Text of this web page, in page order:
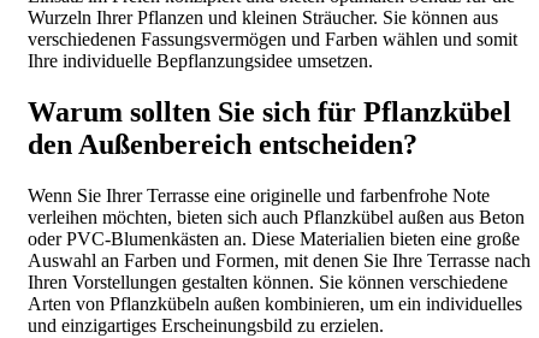
Wurzeln Ihrer Pflanzen und kleinen Sträucher. Sie können aus
verschiedenen Fassungsvermögen und Farben wählen und somit
Ihre individuelle Bepflanzungsidee umsetzen.
Warum sollten Sie sich für Pflanzkübel
den Außenbereich entscheiden?
Wenn Sie Ihrer Terrasse eine originelle und farbenfrohe Note
verleihen möchten, bieten sich auch Pflanzkübel außen aus Beton
oder PVC-Blumenkästen an. Diese Materialien bieten eine große
Auswahl an Farben und Formen, mit denen Sie Ihre Terrasse nach
Ihren Vorstellungen gestalten können. Sie können verschiedene
Arten von Pflanzkübeln außen kombinieren, um ein individuelles
und einzigartiges Erscheinungsbild zu erzielen.